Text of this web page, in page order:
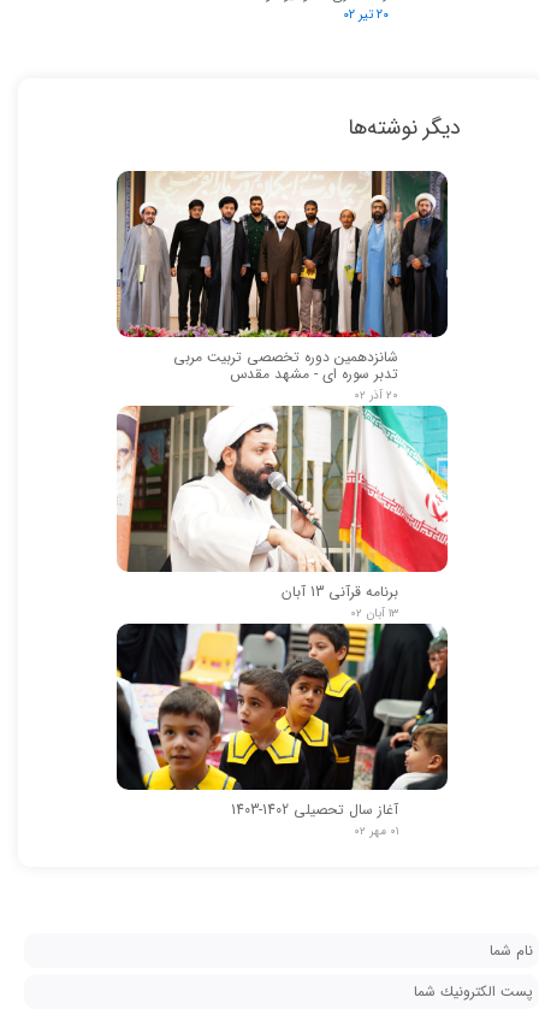
★
۲۰ تیر ۰۲
دیگر نوشته‌ها
شانزدهمین دوره تخصصی تربیت مربی
تدبر سوره ای - مشهد مقدس
۲۰ آذر ۰۲
برنامه قرآنی 13 آبان
۱۳ آبان ۰۲
آغاز سال تحصیلی 1402-1403
۰۱ مهر ۰۲